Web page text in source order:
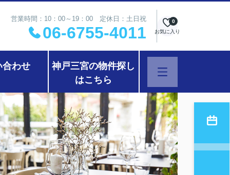
営業時間：10：00～19：00 定休日：土日祝
06-6755-4011 お気に入り
0
合わせ
神戸三宮の物件探し
はこちら